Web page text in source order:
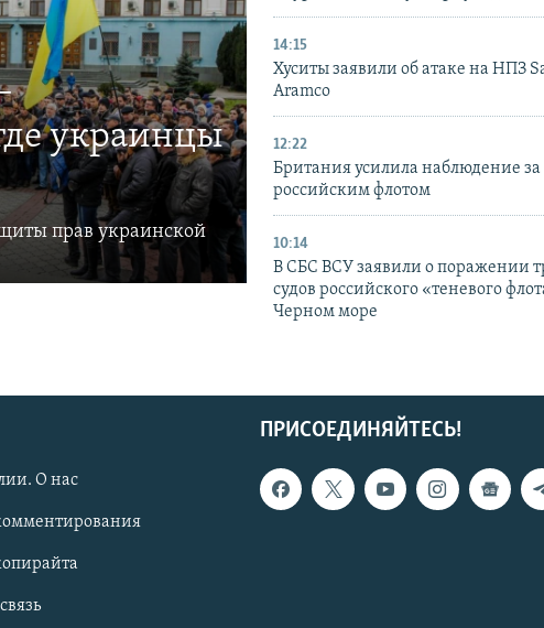
украинцы
прав украинской
14:15
Хуситы заявили об атаке на НПЗ
Aramco
12:22
Британия усилила наблюдение за
российским флотом
10:14
В СБС ВСУ заявили о поражении
судов российского «теневого
Черном море
ПРИСОЕДИНЯЙТЕСЬ!
О нас